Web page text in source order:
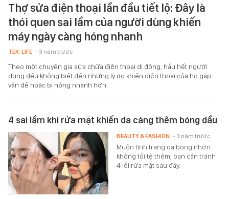
Thợ sửa điện thoại lần đầu tiết lộ: Đây là
thói quen sai lầm của người dùng khiến
máy ngày càng hỏng nhanh
TEK-LIFE - 3 năm trước
Theo một chuyên gia sửa chữa điện thoại di động, hầu hết người
dùng đều không biết đến những lý do khiến điện thoại của họ gặp
vấn đề hoặc bị hỏng nhanh hơn.
4 sai lầm khi rửa mặt khiến da càng thêm bóng dầu
Muốn tình trạng da bóng nhờn
không tồi tệ thêm, bạn cần tránh
4 lỗi rửa mặt sau đây.
BEAUTY & FASHION - 3 năm trước